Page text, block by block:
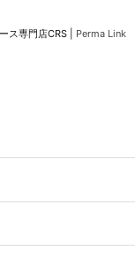
ス専門店CRS Perma Link